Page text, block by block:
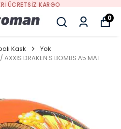
YENI SEZON ÜRÜNLER
0
Kask
Yok
/ AXXIS DRAKEN S BOMBS A5 MAT